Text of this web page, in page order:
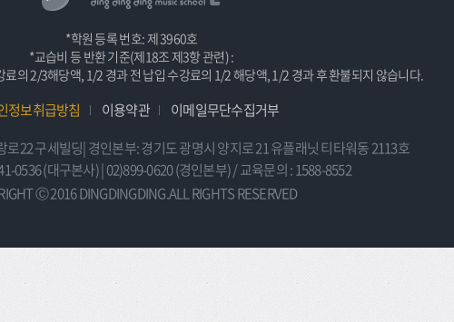
*학원 등록 번호: 제 3960호
*교습비 등 반환 기준(제18조 제3항 관련) :
료의 2/3해당액, 1/2 경과 전 납입 수강료의 1/2 해당액, 1/2 경과 후 환불되지 않습니다.
정보취급방침 이용약관
이메일무단수집거부
로22 구세빌딩| 경인본부: 경기도 광명시 양지로 21 유플래닛 티타워동 2113호
0536 (대구본사) | 02)899-0620 (경인본부) / 교육문의 : 1588-8552
Ⓒ 2016 DINGDINGDING.ALL RIGHTS RESERVED